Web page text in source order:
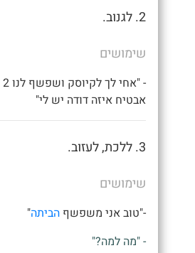
2. לגנוב.
שימושים
אבטיח איזה דודה יש לי"
3. ללכת, לעזוב.
שימושים
-"טוב אני משפשףהביתה"
- "מה למה?"